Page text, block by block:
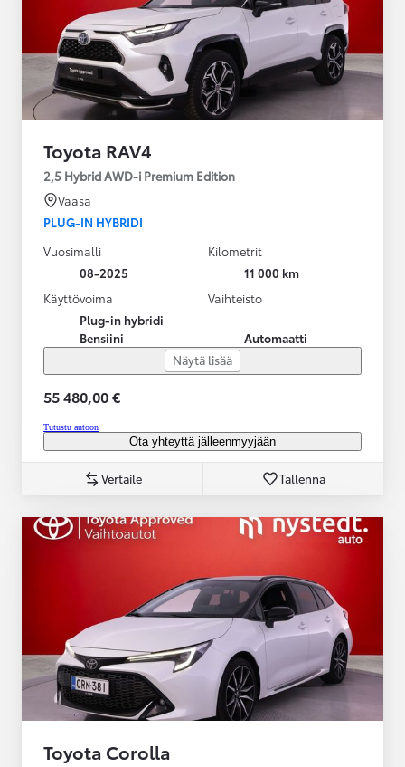
Toyota RAV4
2,5 Hybrid AWD-i Premium Edition
Vaasa
PLUG-IN HYBRIDI
Vuosimalli
08-2025
Kilometrit
11 000 km
Käyttövoima
Plug-in hybridi
Bensiini
Vaihteisto
Automaatti
Näytä lisää
55 480,00 €
Tutustu autoon
Ota yhteyttä jälleenmyyjään
Vertaile Tallenna
Toyota Corolla